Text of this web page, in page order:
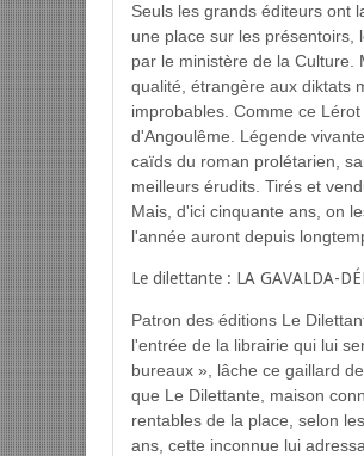
Seuls les grands éditeurs ont
une place sur les présentoirs,
par le ministère de la Culture.
qualité, étrangère aux diktats
improbables. Comme ce
d'Angoulême. Légende
caïds du roman prolétarien,
meilleurs érudits. Tirés et
Mais, d'ici cinquante ans, on
l'année auront depuis
Le dilettante : LA GAVALDA-
Patron des éditions Le
l'entrée de la librairie qui lui
bureaux », lâche ce gaillard
que Le Dilettante, maison
rentables de la place, selon
ans, cette inconnue lui